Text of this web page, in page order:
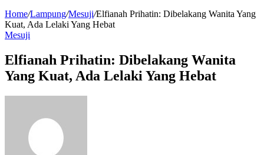
Home/Lampung/Mesuji/Elfianah Prihatin: Dibelakang Wanita Yang
Kuat, Ada Lelaki Yang Hebat
Mesuji
Elfianah Prihatin: Dibelakang Wanita
Yang Kuat, Ada Lelaki Yang Hebat